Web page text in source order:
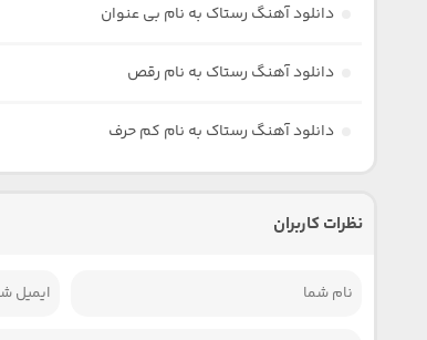
دانلود آهنگ رستاک به نام بی عنوان
دانلود آهنگ رستاک به نام رقص
دانلود آهنگ رستاک به نام کم حرف
نظرات کاربران